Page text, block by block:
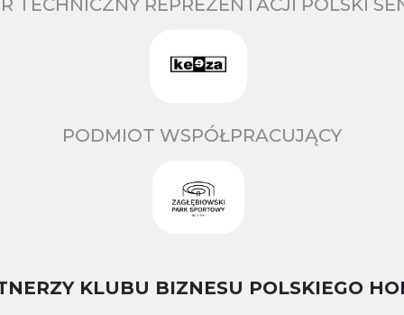
TECHNICZNY REPREZENTACJI POLSKI
PODMIOT WSPÓŁPRACUJĄCY
KLUBU BIZNESU POLSKIEGO